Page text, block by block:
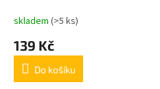
skladem (>5 ks)
139 Kč
Do košíku